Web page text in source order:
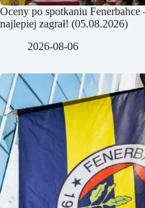
Oceny po spotkaniu
najlepiej zagrał! (05.08.2026)
2026-08-06